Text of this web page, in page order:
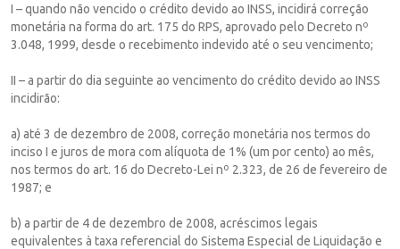
I – quando não vencido o crédito devido ao INSS, incidirá correção
monetária na forma do art. 175 do RPS, aprovado pelo Decreto nº
3.048, 1999, desde o recebimento indevido até o seu vencimento;
II – a partir do dia seguinte ao vencimento do crédito devido ao INSS
incidirão:
a) até 3 de dezembro de 2008, correção monetária nos termos do
inciso I e juros de mora com alíquota de 1% (um por cento) ao mês,
nos termos do art. 16 do Decreto-Lei nº 2.323, de 26 de fevereiro de
1987; e
b) a partir de 4 de dezembro de 2008, acréscimos legais
equivalentes à taxa referencial do Sistema Especial de Liquidação e